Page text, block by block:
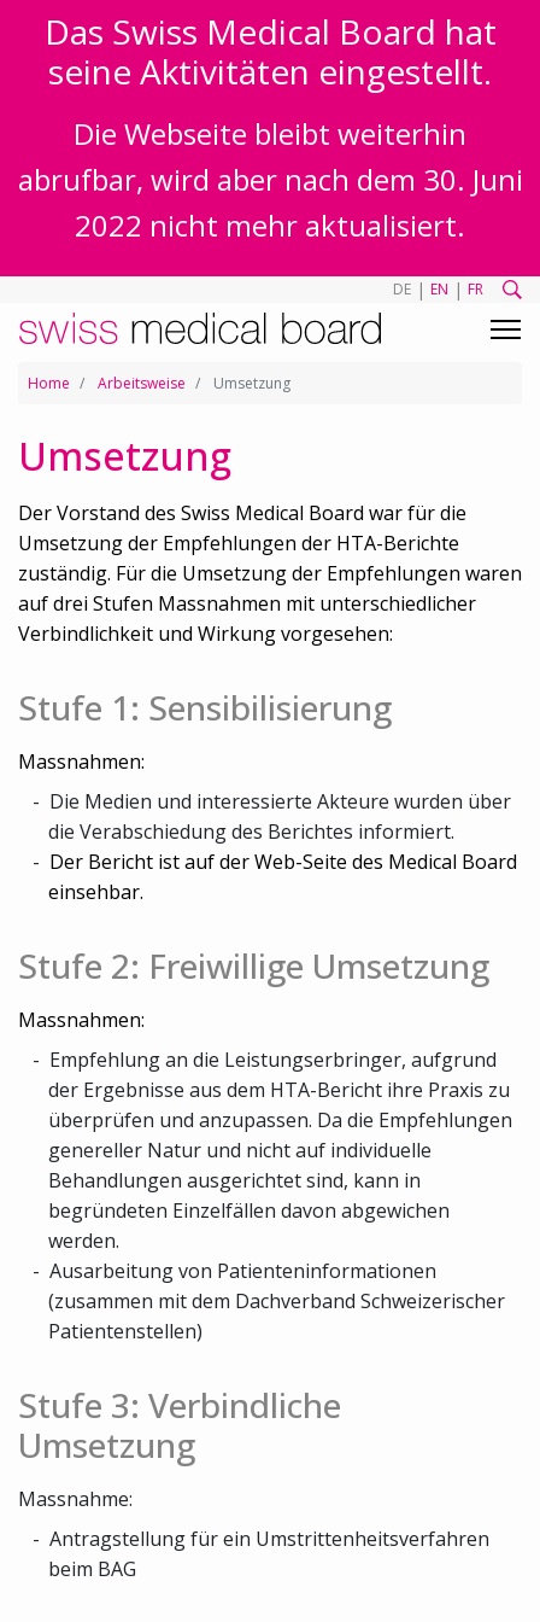
Das Swiss Medical Board hat
seine Aktivitäten eingestellt.
Die Webseite bleibt weiterhin
abrufbar, wird aber nach dem 30. Juni
2022 nicht mehr aktualisiert.
DE | EN | FR
Home Arbeitsweise Umsetzung
Umsetzung
Der Vorstand des Swiss Medical Board war für die
Umsetzung der Empfehlungen der HTA-Berichte
zuständig. Für die Umsetzung der Empfehlungen waren
auf drei Stufen Massnahmen mit unterschiedlicher
Verbindlichkeit und Wirkung vorgesehen:
Stufe 1: Sensibilisierung
Massnahmen:
Die Medien und interessierte Akteure wurden über
die Verabschiedung des Berichtes informiert.
Der Bericht ist auf der Web-Seite des Medical Board
einsehbar.
Stufe 2: Freiwillige Umsetzung
Massnahmen:
Empfehlung an die Leistungserbringer, aufgrund
der Ergebnisse aus dem HTA-Bericht ihre Praxis zu
überprüfen und anzupassen. Da die Empfehlungen
genereller Natur und nicht auf individuelle
Behandlungen ausgerichtet sind, kann in
begründeten Einzelfällen davon abgewichen
werden.
Ausarbeitung von Patienteninformationen
(zusammen mit dem Dachverband Schweizerischer
Patientenstellen)
Stufe 3: Verbindliche
Umsetzung
Massnahme:
Antragstellung für ein Umstrittenheitsverfahren
beim BAG